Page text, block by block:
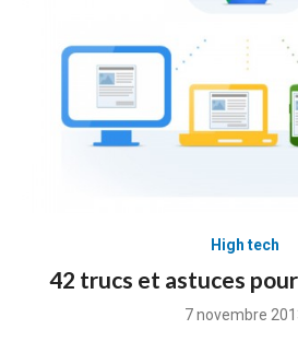
High tech
42 trucs et astuces
Posted
7 novembre